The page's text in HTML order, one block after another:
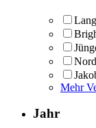
Mehr
Jahr